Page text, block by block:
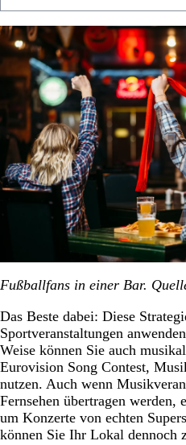
Fußballfans in einer Bar.
Das Beste dabei: Diese
Sportveranstaltungen
Weise können Sie auch
Eurovision Song Contest,
nutzen. Auch wenn
Fernsehen übertragen werden,
um Konzerte von echten
können Sie Ihr Lokal dennoch